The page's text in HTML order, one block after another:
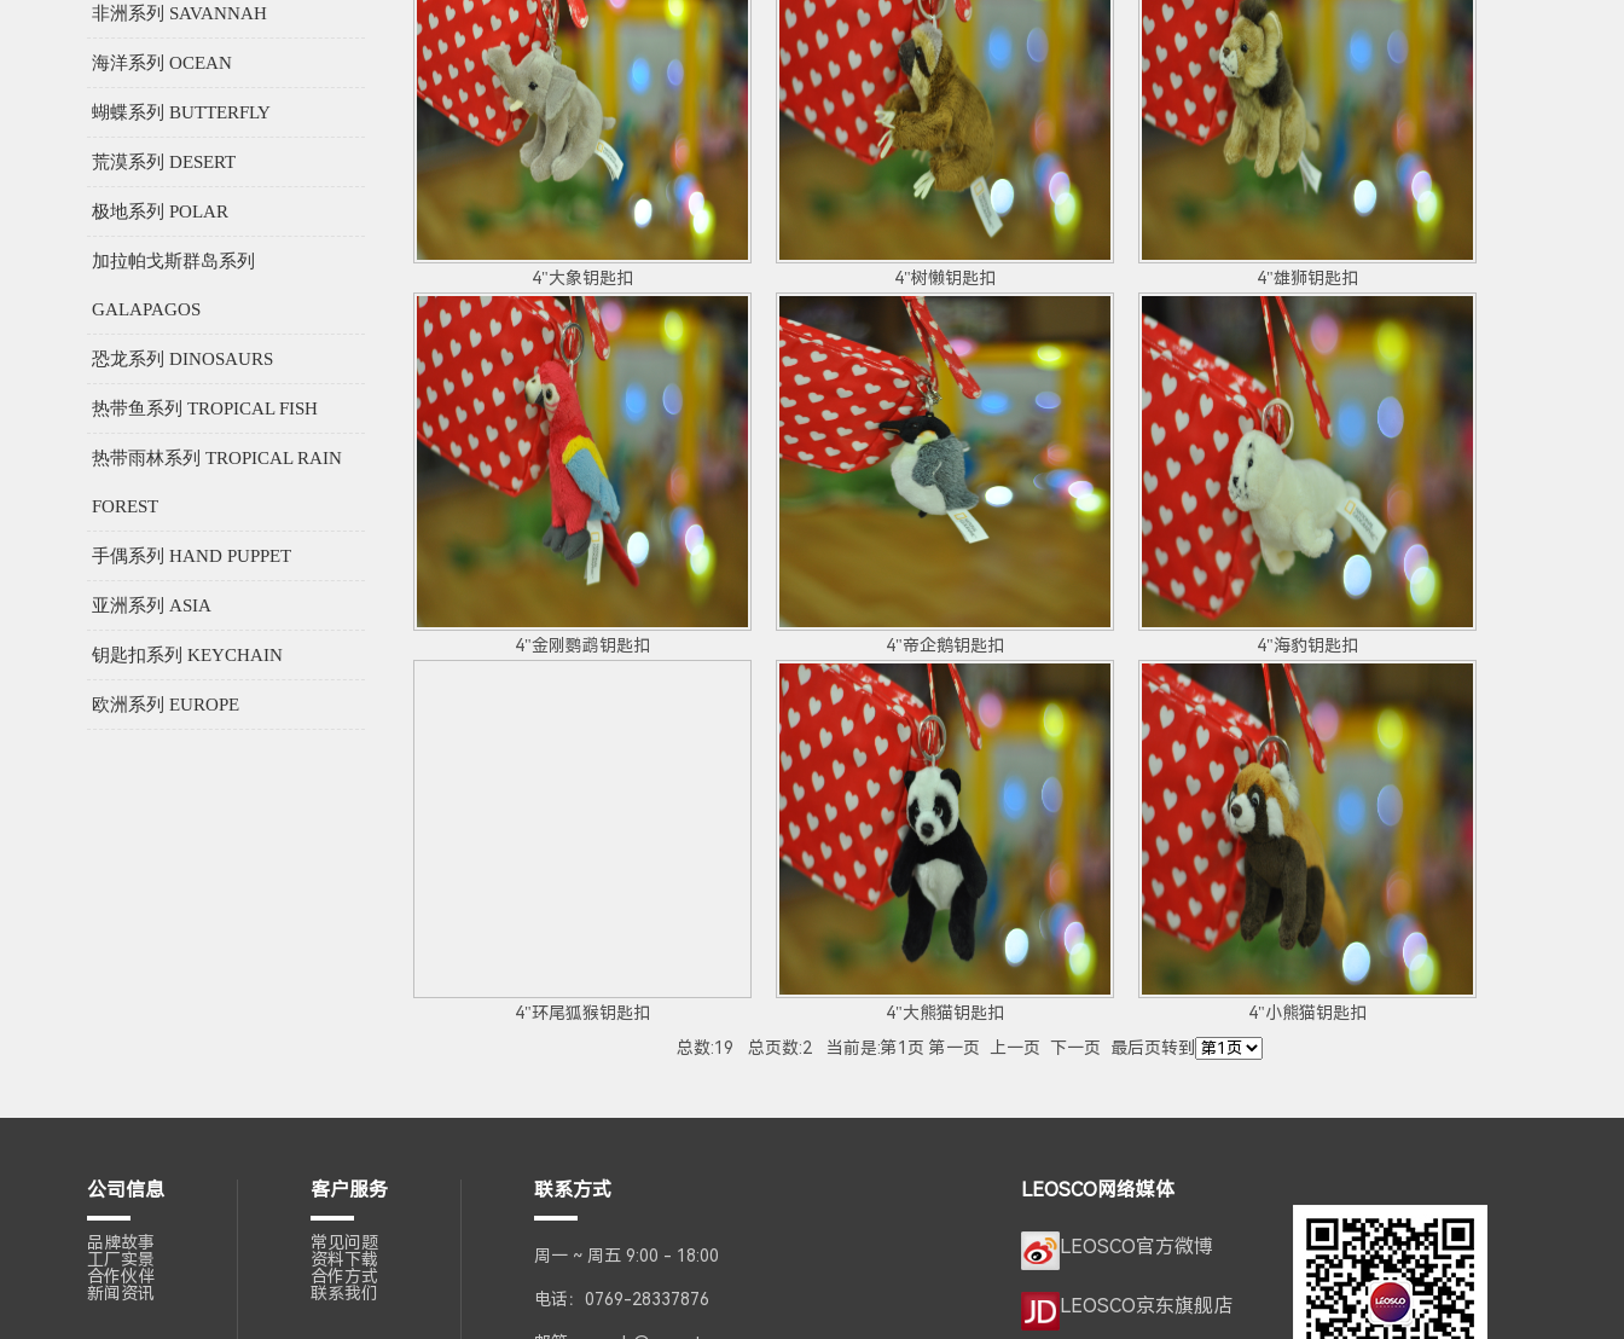
非洲系列 SAVANNAH
海洋系列 OCEAN
蝴蝶系列 BUTTERFLY
荒漠系列 DESERT
极地系列 POLAR
加拉帕戈斯群岛系列
GALAPAGOS
恐龙系列 DINOSAURS
热带鱼系列 TROPICAL FISH
热带雨林系列 TROPICAL RAIN
FOREST
手偶系列 HAND PUPPET
亚洲系列 ASIA
钥匙扣系列 KEYCHAIN
欧洲系列 EUROPE
4"大象钥匙扣 4"树懒钥匙扣 4"雄狮钥匙扣
4"金刚鹦鹉钥匙扣 4"帝企鹅钥匙扣 4"海豹钥匙扣
4"环尾狐猴钥匙扣 4"大熊猫钥匙扣
4"小熊猫钥匙扣
总数:19 总页数:2 当前是:第1页 第一页 上一页 下一页 最后页转到
公司信息
品牌故事
工厂实景
合作伙伴
新闻资讯
客户服务
常见问题
资料下载
合作方式
联系我们
联系方式
周一 ~ 周五 9:00 - 18:00
电话：0769-28337876
LEOSCO网络媒体
LEOSCO官方微博
LEOSCO京东旗舰店